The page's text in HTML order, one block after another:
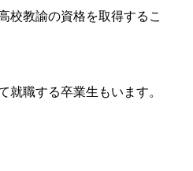
校教諭の資格を取得するこ
就職する卒業生もいます。